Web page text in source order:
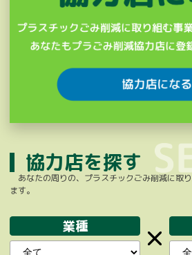
協力店を探す
あなたの周りの、プラスチックごみ削減に取
ます。
業種